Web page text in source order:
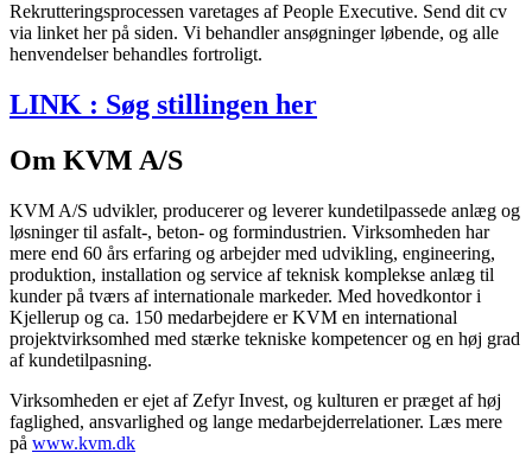
Rekrutteringsprocessen varetages af People Executive. Send dit cv
via linket her på siden. Vi behandler ansøgninger løbende, og alle
henvendelser behandles fortroligt.
LINK : Søg stillingen her
Om KVM A/S
KVM A/S udvikler, producerer og leverer kundetilpassede anlæg og
løsninger til asfalt-, beton- og formindustrien. Virksomheden har
mere end 60 års erfaring og arbejder med udvikling, engineering,
produktion, installation og service af teknisk komplekse anlæg til
kunder på tværs af internationale markeder. Med hovedkontor i
Kjellerup og ca. 150 medarbejdere er KVM en international
projektvirksomhed med stærke tekniske kompetencer og en høj grad
af kundetilpasning.
Virksomheden er ejet af Zefyr Invest, og kulturen er præget af høj
faglighed, ansvarlighed og lange medarbejderrelationer. Læs mere
på www.kvm.dk